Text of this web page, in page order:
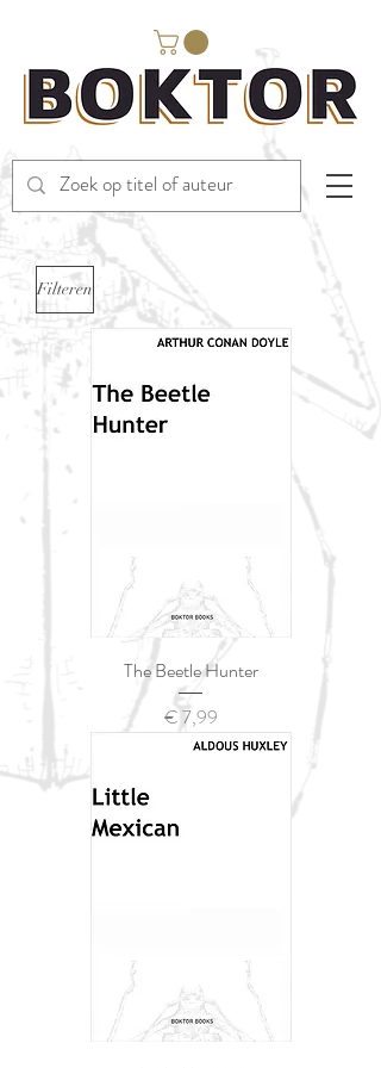
Filteren
The Beetle Hunter
Prijs
€ 7,99